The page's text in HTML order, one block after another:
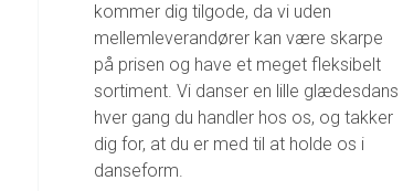
kommer dig tilgode, da vi uden
mellemleverandører kan være skarpe
på prisen og have et meget fleksibelt
sortiment. Vi danser en lille glædesdans
hver gang du handler hos os, og takker
dig for, at du er med til at holde os i
danseform.